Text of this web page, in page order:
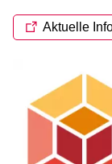
Aktuelle